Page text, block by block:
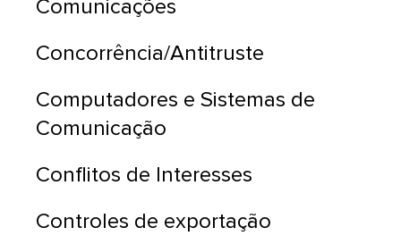
Comunicações
Concorrência/Antitruste
Computadores e Sistemas de
Comunicação
Conflitos de Interesses
Controles de exportação